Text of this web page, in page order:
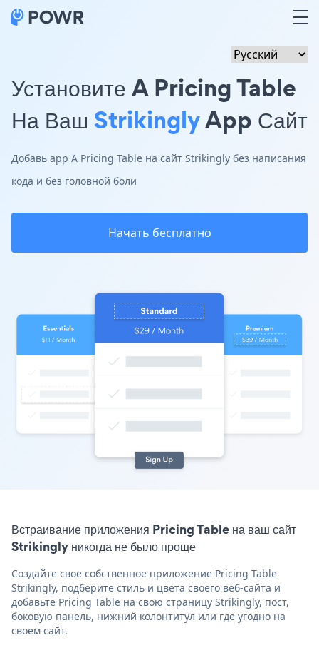
Установите A Pricing Table
На Ваш StrikinglyApp Сайт
Добавь app A Pricing Table на сайт Strikingly без написания
кода и без головной боли
Начать бесплатно
Встраивание приложения Pricing Table на ваш сайт
Strikingly никогда не было проще
Создайте свое собственное приложение Pricing Table
Strikingly, подберите стиль и цвета своего веб-сайта и
добавьте Pricing Table на свою страницу Strikingly, пост,
боковую панель, нижний колонтитул или где угодно на
своем сайт.